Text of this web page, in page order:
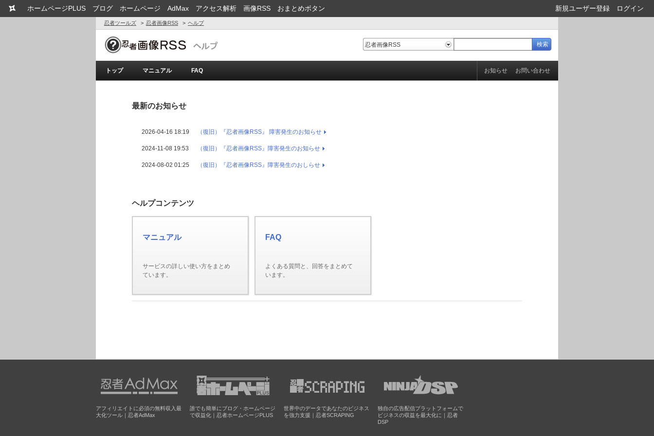
新規ユーザー登録 ログイン
ホームページPLUS ブログ ホームページ AdMax アクセス解析 画像RSS おまとめボタン
忍者ツールズ 忍者画像RSS ヘルプ
トップ マニュアル FAQ お問い合わせ
お知らせ
最新のお知らせ
2026-04-16 18:19 （復旧）『忍者画像RSS』 障害発生のお知らせ
2024-11-08 19:53 （復旧）『忍者画像RSS』障害発生のお知らせ
2024-08-02 01:25 （復旧）『忍者画像RSS』障害発生のおしらせ
ヘルプコンテンツ
マニュアル
サービスの詳しい使い方をまとめ
ています。
FAQ
よくある質問と、回答をまとめて
います。
アフィリエイトに必須の無料収入最
大化ツール｜忍者AdMax
誰でも簡単にブログ・ホームページ
で収益化｜忍者ホームページPLUS
世界中のデータであなたのビジネス
を強力支援｜忍者SCRAPING
独自の広告配信プラットフォームで
ビジネスの収益を最大化に｜忍者
DSP